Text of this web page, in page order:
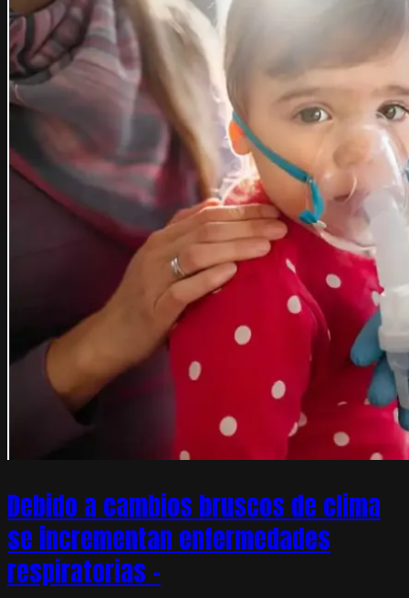
Debido a cambios bruscos de clima
se incrementan enfermedades
respiratorias –